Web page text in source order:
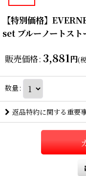
【特別価格】
set ブルーノートス
販売価格: 3,881円(
数量:
返品特約に関する重要